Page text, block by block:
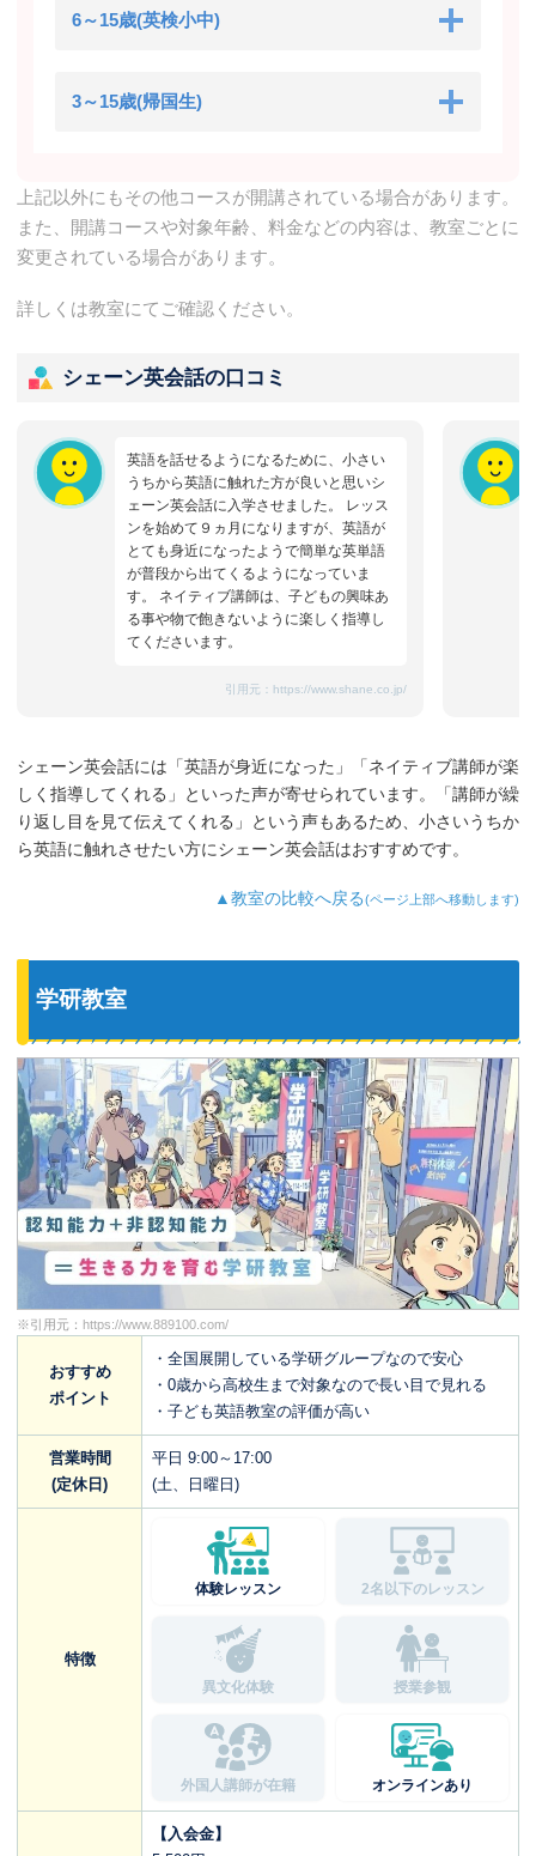
6～15歳(英検小中)
3～15歳(帰国生)
上記以外にもその他コースが開講されている場合があります。
また、開講コースや対象年齢、料金などの内容は、教室ごとに
変更されている場合があります。
詳しくは教室にてご確認ください。
シェーン英会話の口コミ
英語を話せるようになるために、小さい
うちから英語に触れた方が良いと思いシ
ェーン英会話に入学させました。 レッス
ンを始めて９ヵ月になりますが、英語が
とても身近になったようで簡単な英単語
が普段から出てくるようになっていま
す。 ネイティブ講師は、子どもの興味あ
る事や物で飽きないように楽しく指導し
てくださいます。
引用元： https://www.shane.co.jp/
シェーン英会話には「英語が身近になった」「ネイティブ講師が楽
しく指導してくれる」といった声が寄せられています。「講師が繰
り返し目を見て伝えてくれる」という声もあるため、小さいうちか
ら英語に触れさせたい方にシェーン英会話はおすすめです。
▲教室の比較へ戻る(ページ上部へ移動します)
学研教室
※引用元： https://www.889100.com/
おすすめ
ポイント
・全国展開している学研グループなので安心
・0歳から高校生まで対象なので長い目で見れる
・子ども英語教室の評価が高い
営業時間
(定休日)
平日 9:00～17:00
(土、日曜日)
特徴
体験レッスン 2名以下のレッスン
異文化体験 授業参観
外国人講師が在籍 オンラインあり
【入会金】